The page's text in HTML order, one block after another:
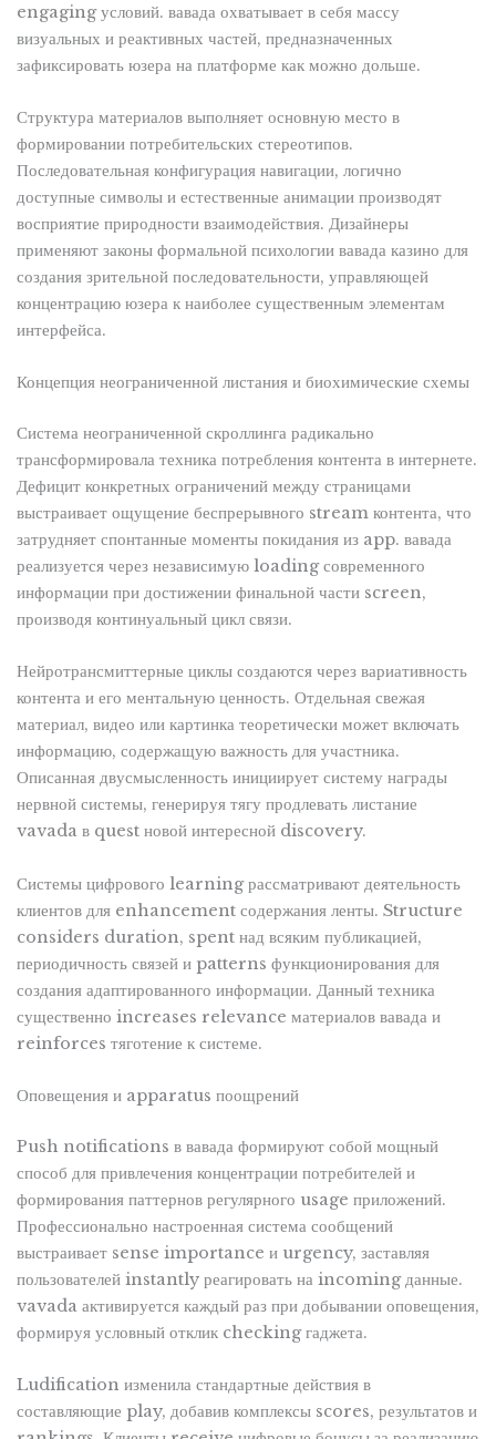
engaging условий. вавада охватывает в себя массу
визуальных и реактивных частей, предназначенных
зафиксировать юзера на платформе как можно дольше.
Структура материалов выполняет основную место в
формировании потребительских стереотипов.
Последовательная конфигурация навигации, логично
доступные символы и естественные анимации производят
восприятие природности взаимодействия. Дизайнеры
применяют законы формальной психологии вавада казино для
создания зрительной последовательности, управляющей
концентрацию юзера к наиболее существенным элементам
интерфейса.
Концепция неограниченной листания и биохимические схемы
Система неограниченной скроллинга радикально
трансформировала техника потребления контента в интернете.
Дефицит конкретных ограничений между страницами
выстраивает ощущение беспрерывного stream контента, что
затрудняет спонтанные моменты покидания из app. вавада
реализуется через независимую loading современного
информации при достижении финальной части screen,
производя континуальный цикл связи.
Нейротрансмиттерные циклы создаются через вариативность
контента и его ментальную ценность. Отдельная свежая
материал, видео или картинка теоретически может включать
информацию, содержащую важность для участника.
Описанная двусмысленность инициирует систему награды
нервной системы, генерируя тягу продлевать листание
vavada в quest новой интересной discovery.
Системы цифрового learning рассматривают деятельность
клиентов для enhancement содержания ленты. Structure
considers duration, spent над всяким публикацией,
периодичность связей и patterns функционирования для
создания адаптированного информации. Данный техника
существенно increases relevance материалов вавада и
reinforces тяготение к системе.
Оповещения и apparatus поощрений
Push notifications в вавада формируют собой мощный
способ для привлечения концентрации потребителей и
формирования паттернов регулярного usage приложений.
Профессионально настроенная система сообщений
выстраивает sense importance и urgency, заставляя
пользователей instantly реагировать на incoming данные.
vavada активируется каждый раз при добывании оповещения,
формируя условный отклик checking гаджета.
Ludification изменила стандартные действия в
составляющие play, добавив комплексы scores, результатов и